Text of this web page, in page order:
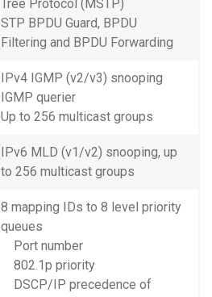
Tree Protocol (MSTP)
STP BPDU Guard, BPDU
Filtering and BPDU Forwarding
IPv4 IGMP (v2/v3) snooping
IGMP querier
Up to 256 multicast groups
IPv6 MLD (v1/v2) snooping, up
to 256 multicast groups
8 mapping IDs to 8 level priority
queues
Port number
802.1p priority
DSCP/IP precedence of